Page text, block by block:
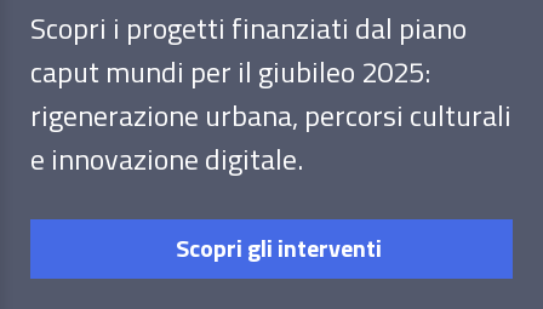
Scopri i progetti finanziati dal piano
caput mundi per il giubileo 2025:
rigenerazione urbana, percorsi culturali
e innovazione digitale.
Scopri gli interventi